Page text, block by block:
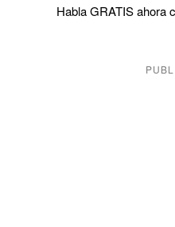
Habla GRATIS ahora